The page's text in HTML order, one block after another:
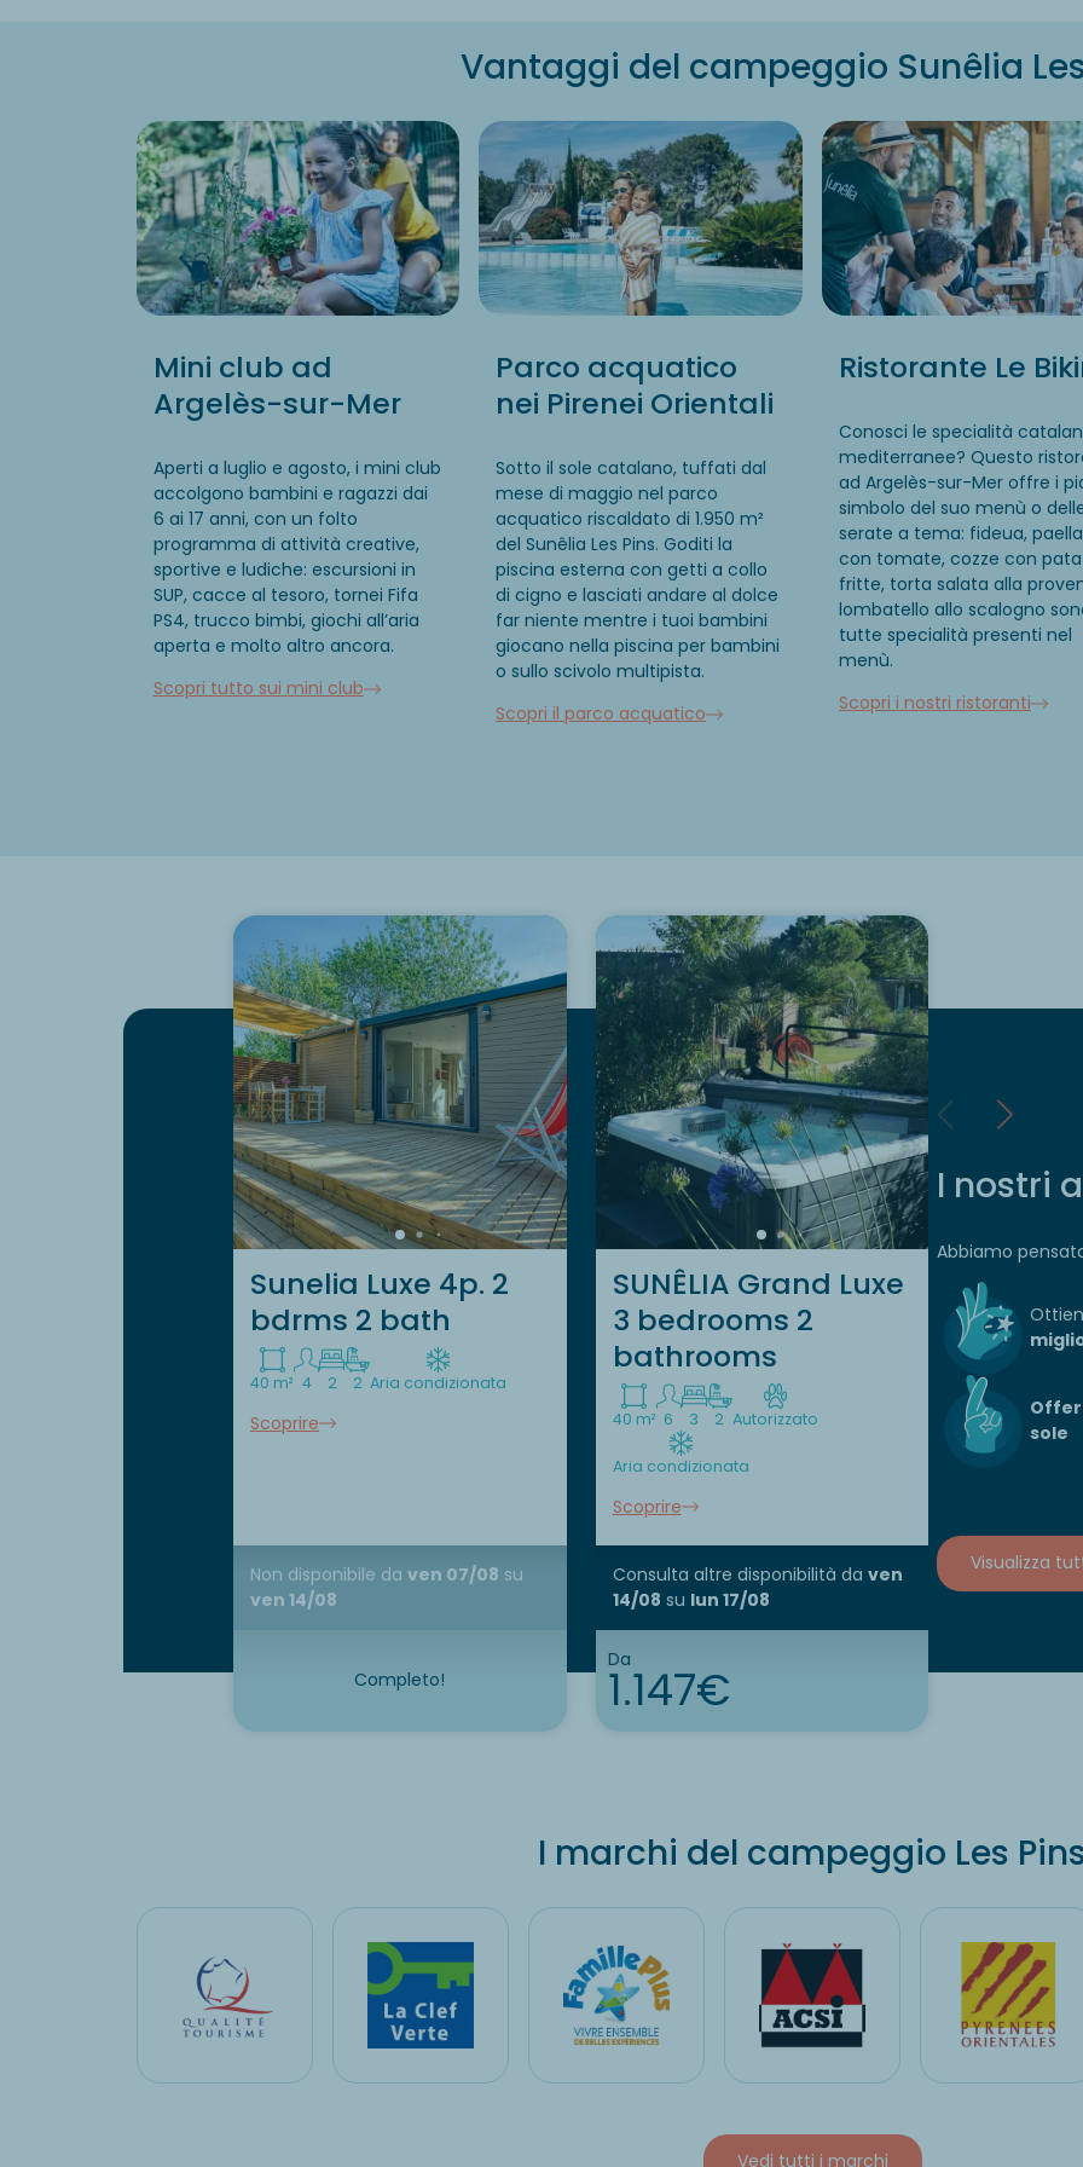
Vantaggi del campeggio Sunêlia
Mini club ad
Argelès-sur-Mer
Aperti a luglio e agosto, i mini club
accolgono bambini e ragazzi dai
6 ai 17 anni, con un folto
programma di attività creative,
sportive e ludiche: escursioni in
SUP, cacce al tesoro, tornei Fifa
PS4, trucco bimbi, giochi all’aria
aperta e molto altro ancora.
Scopri tutto sui mini club
Parco acquatico
nei Pirenei Orientali
Sotto il sole catalano, tuffati dal
mese di maggio nelparco
acquatico riscaldato di 1.950 m²
delSunêlia Les Pins. Goditi la
piscina esterna con getti a collo
di cigno e lasciati andare al dolce
far niente mentre i tuoi bambini
giocano nellapiscina per bambini
o sullo scivolo multipista.
Scopri il parco acquatico
Ristorante Le
Conosci le specialità
mediterranee? Questo
ad Argelès-sur-Mer offre i
simbolo del suo menù o
serate a tema: fideua,
con tomate, cozze con
fritte, torta salata alla
lombatello allo scalogno
tutte specialità presenti nel
menù.
Scopri i nostri ristoranti
Sunelia Luxe 4p. 2
bdrms 2 bath
40 m² 4 2 2 Aria condizionata
Scoprire
Non disponibile da ven 07/08 su
ven 14/08
Completo!
SUNÊLIA Grand Luxe
3 bedrooms 2
bathrooms
40 m² 6 3 2 Autorizzato
Aria condizionata
Scoprire
Consulta altre disponibilità da ven
14/08 su lun 17/08
Da
1.147€
Duo 2
20 m²
Aria
Non
ven 14/08
I nostri
Abbiamo
sole
Visualizza
I marchi del campeggio Les
Vedi tutti i marchi